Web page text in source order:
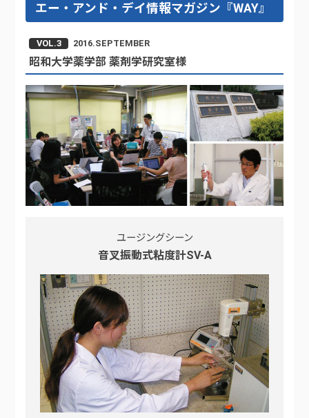
エー・アンド・デイ情報マガジン『WAY』
VOL.3 2016.SEPTEMBER
昭和大学薬学部 薬剤学研究室様
ユージングシーン
音叉振動式粘度計SV-A